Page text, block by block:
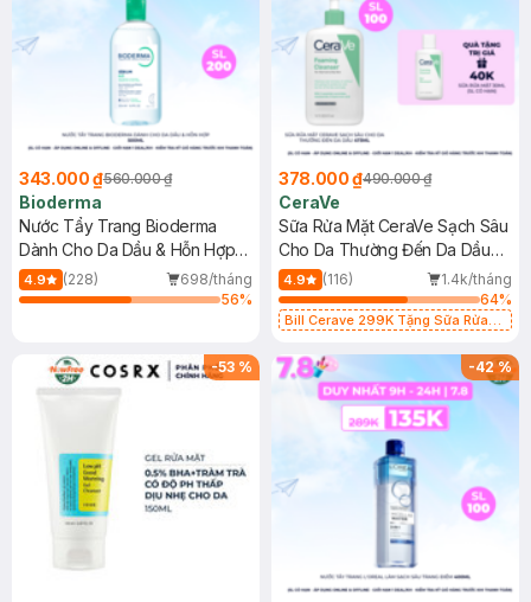
343.000 ₫560.000 ₫
Bioderma
Nước Tẩy Trang Bioderma
Dành Cho Da Dầu & Hỗn Hợp
500ml
4.9 (228)
698/tháng
56%
378.000 ₫490.000 ₫
CeraVe
Sữa Rửa Mặt CeraVe Sạch Sâu
Cho Da Thường Đến Da Dầu
473ml
4.9 (116)
1.4k/tháng
64%
Bill Cerave 299K Tặng Sữa Rửa
-53 % -42%